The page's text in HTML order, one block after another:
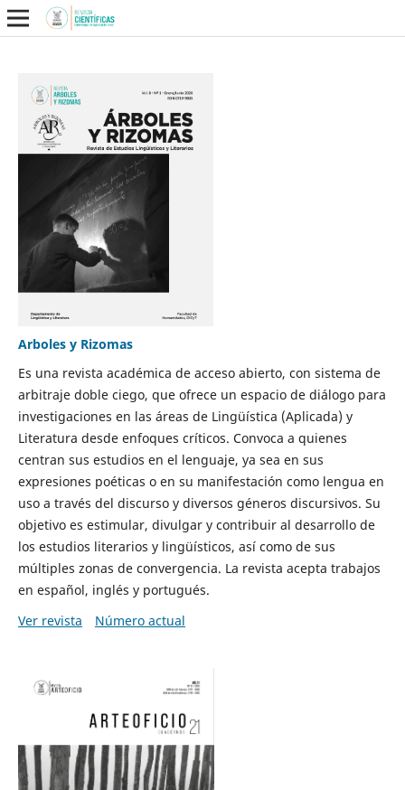
Arboles y Rizomas
Es una revista académica de acceso abierto, con sistema de
arbitraje doble ciego, que ofrece un espacio de diálogo para
investigaciones en las áreas de Lingüística (Aplicada) y
Literatura desde enfoques críticos. Convoca a quienes
centran sus estudios en el lenguaje, ya sea en sus
expresiones poéticas o en su manifestación como lengua en
uso a través del discurso y diversos géneros discursivos. Su
objetivo es estimular, divulgar y contribuir al desarrollo de
los estudios literarios y lingüísticos, así como de sus
múltiples zonas de convergencia. La revista acepta trabajos
en español, inglés y portugués.
Ver revista
Número actual